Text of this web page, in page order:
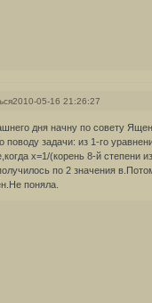
2010-05-16 21:26:27
дня начну по совету
поводу задачи: из 1-го
x=1/(корень 8-й степени
по 2 значения
поняла.